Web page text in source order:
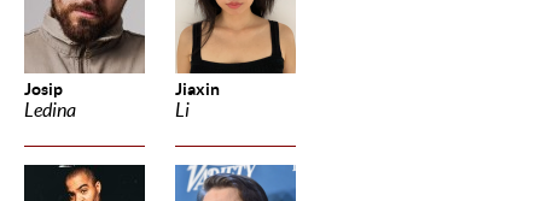
Josip
Ledina
Jiaxin
Li